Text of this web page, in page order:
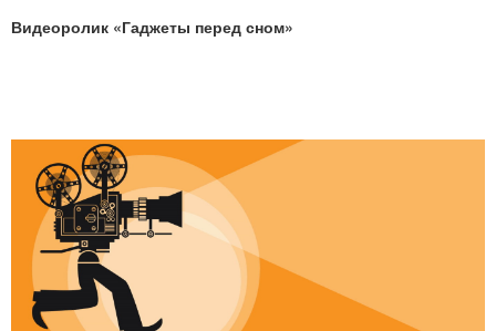
Видеоролик «Гаджеты перед сном»